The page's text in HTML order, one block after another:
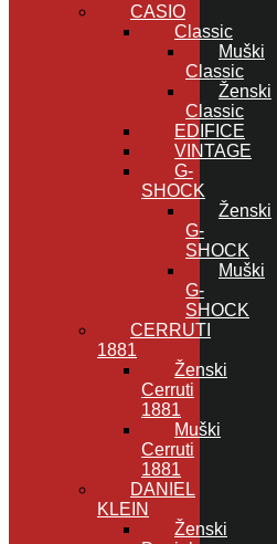
CASIO
Classic
Muški
Classic
Ženski
Classic
EDIFICE
VINTAGE
G-
SHOCK
Ženski
G-
SHOCK
Muški
G-
SHOCK
CERRUTI
1881
Ženski
Cerruti
1881
Muški
Cerruti
1881
DANIEL
KLEIN
Ženski